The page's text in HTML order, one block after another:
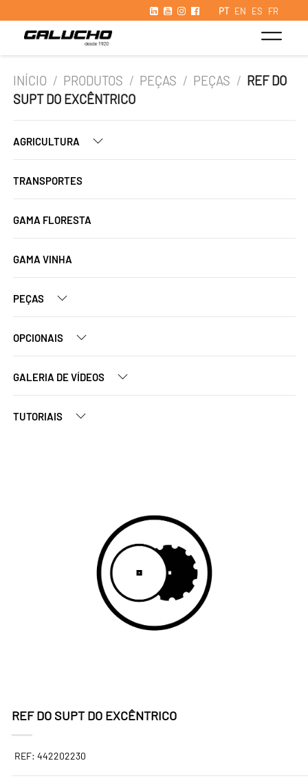
PT EN ES FR
INÍCIO / PRODUTOS / PEÇAS / PEÇAS / REF DO
SUPT DO EXCÊNTRICO
AGRICULTURA
TRANSPORTES
GAMA FLORESTA
GAMA VINHA
PEÇAS
OPCIONAIS
GALERIA DE VÍDEOS
TUTORIAIS
REF DO SUPT DO EXCÊNTRICO
REF: 442202230